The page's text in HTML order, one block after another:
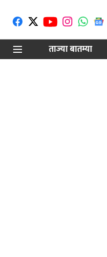
ताज्या बातम्या